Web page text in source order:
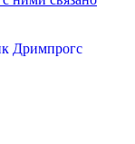
Дримпрогс